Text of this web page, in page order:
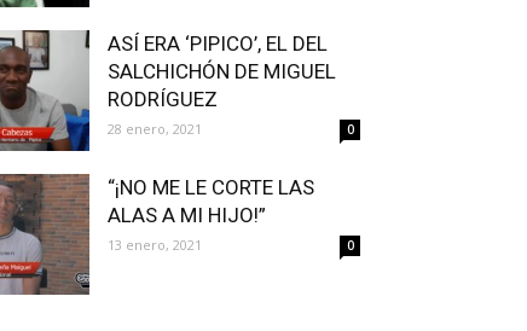
ASÍ ERA ‘PIPICO’, EL DEL
SALCHICHÓN DE MIGUEL
RODRÍGUEZ
28 enero, 2021 0
“¡NO ME LE CORTE LAS
ALAS A MI HIJO!”
13 enero, 2021 0